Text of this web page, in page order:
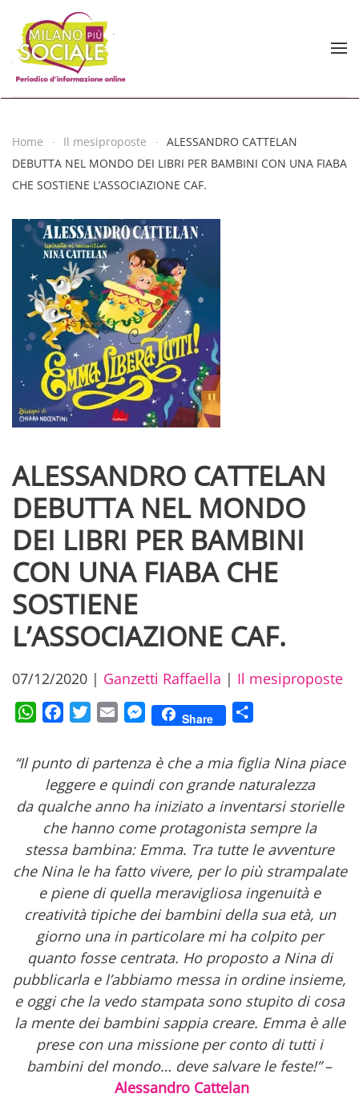
Skip to main content
Home Il mesiproposte
ALESSANDRO CATTELAN
DEBUTTA NEL MONDO DEI LIBRI PER BAMBINI CON UNA FIABA
CHE SOSTIENE L’ASSOCIAZIONE CAF.
ALESSANDRO CATTELAN
DEBUTTA NEL MONDO
DEI LIBRI PER BAMBINI
CON UNA FIABA CHE
SOSTIENE
L’ASSOCIAZIONE CAF.
07/12/2020 | Ganzetti Raffaella | Il mesiproposte
WhatsAppFacebookTwitterEmail Messenger
Share
“Il punto di partenza è che a mia figlia Nina piace
leggere e quindi con grande naturalezza
da qualche anno ha iniziato a inventarsi storielle
che hanno come protagonista sempre la
stessa bambina: Emma. Tra tutte le avventure
che Nina le ha fatto vivere, per lo più strampalate
e piene di quella meravigliosa ingenuità e
creatività tipiche dei bambini della sua età, un
giorno una in particolare mi ha colpito per
quanto fosse centrata. Ho proposto a Nina di
pubblicarla e l’abbiamo messa in ordine insieme,
e oggi che la vedo stampata sono stupito di cosa
la mente dei bambini sappia creare. Emma è alle
prese con una missione per conto di tutti i
bambini del mondo… deve salvare le feste!”–
Alessandro Cattelan